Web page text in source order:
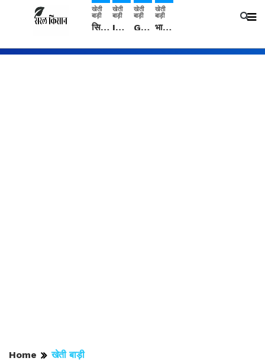
खेती
बाड़ी
सिरसा: कृषि विज्ञान केंद्र की बैठक में फसल बीमा विधि कारण व कृषि उद्यमिता बढ़ावा देने पर चर्चा
खेती
बाड़ी
IMD: राजस्थान में प्री-मानसून की सामान्य से 74% अधिक बारिश, दस्तक में देरी और मानसून कमजोर रहेगा
खेती
बाड़ी
Guar Ka Rate: ग्वार के भाव में हल्की बढ़ोतरी, बढ़ सकता है बुवाई का रकबा
खेती
बाड़ी
भारत में 29 मई से शुरु होगी प्री-मानसून बारिश, ECMWF विदेशी मौसम एजेंसी का पूर्वानुमान
Home खेती बाड़ी